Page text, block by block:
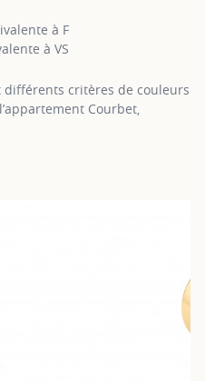
à F
à VS
différents critères de couleurs
Courbet,